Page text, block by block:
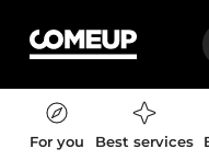
For you Best services